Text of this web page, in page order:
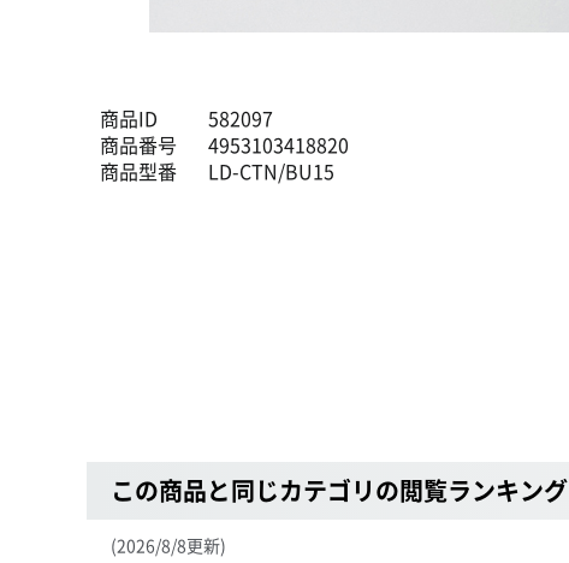
商品ID
582097
商品番号
4953103418820
商品型番
LD-CTN/BU15
この商品と同じカテゴリの閲覧ランキング
(2026/8/8更新)